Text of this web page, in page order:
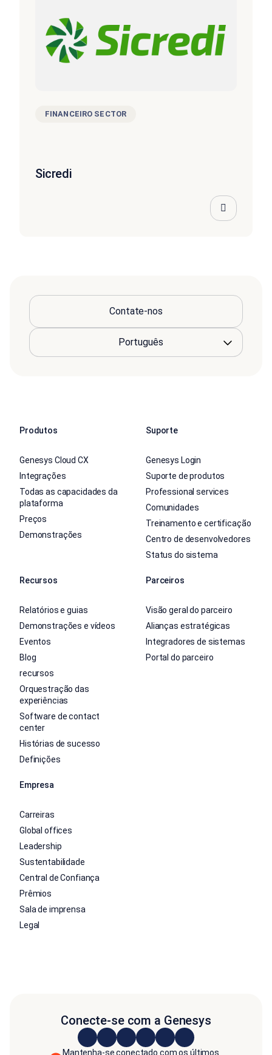
FINANCEIRO SECTOR
Sicredi
Contate-nos
Produtos
Genesys Cloud CX
Integrações
Todas as capacidades da
plataforma
Preços
Demonstrações
Suporte
Genesys Login
Suporte de produtos
Professional services
Comunidades
Treinamento e certificação
Centro de desenvolvedores
Status do sistema
Recursos
Relatórios e guias
Demonstrações e vídeos
Eventos
Blog
recursos
Orquestração das
experiências
Software de contact
center
Histórias de sucesso
Definições
Parceiros
Visão geral do parceiro
Alianças estratégicas
Integradores de sistemas
Portal do parceiro
Empresa
Carreiras
Global offices
Leadership
Sustentabilidade
Central de Confiança
Prêmios
Sala de imprensa
Legal
Conecte-se com a Genesys
Mantenha-se conectado com os últimos